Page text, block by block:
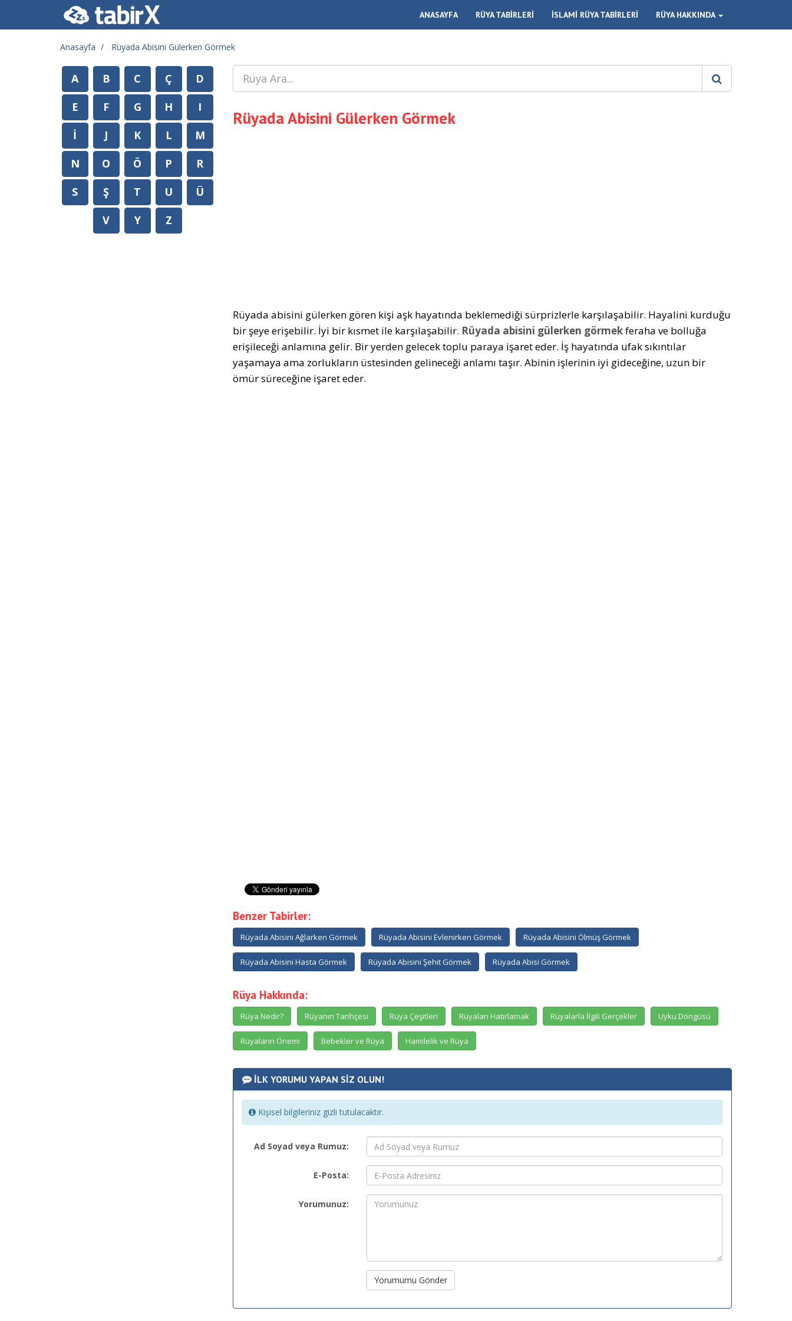
ANASAYFA RÜYA TABİRLERİ İSLAMİ RÜYA TABİRLERİ RÜYA HAKKINDA
Anasayfa Rüyada Abisini Gülerken Görmek
Rüyada Abisini Gülerken Görmek
Rüyada abisini gülerken gören kişi aşk hayatında beklemediği sürprizlerle karşılaşabilir. Hayalini kurduğu
bir şeye erişebilir. İyi bir kısmet ile karşılaşabilir. Rüyada abisini gülerken görmekferaha ve bolluğa
erişileceği anlamına gelir. Bir yerden gelecek toplu paraya işaret eder. İş hayatında ufak sıkıntılar
yaşamaya ama zorlukların üstesinden gelineceği anlamı taşır. Abinin işlerinin iyi gideceğine, uzun bir
ömür süreceğine işaret eder.
Benzer Tabirler:
Rüyada Abisini Ağlarken Görmek Rüyada Abisini Evlenirken Görmek Rüyada Abisini Ölmüş Görmek
Rüyada Abisini Hasta Görmek Rüyada Abisini Şehit Görmek Rüyada Abisi Görmek
Rüya Hakkında:
Rüya Nedir? Rüyanın Tarihçesi Rüya Çeşitleri Rüyaları Hatırlamak Rüyalarla İlgili Gerçekler Uyku Döngüsü
Rüyaların Önemi Bebekler ve Rüya Hamilelik ve Rüya
İLK YORUMU YAPAN SİZ OLUN!
Kişisel bilgileriniz gizli tutulacaktır.
Ad Soyad veya Rumuz:
E-Posta:
Yorumunuz:
Yorumumu Gönder
A B C Ç
D
E
F G H
I
İ
J K L
M
N
O Ö P
R
S
Ş T U
Ü
V
Y Z